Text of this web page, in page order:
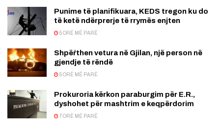
Punime të planifikuara, KEDS tregon ku do
të ketë ndërprerje të rrymës enjten
5 ORË MË PARË
Shpëŕthen vetura në Gjilan, një person në
gjendje të rëndë
5 ORË MË PARË
Prokuroria kërkon paraburgim për E.R.,
dyshohet për mashtrim e keqpërdorim
7 ORË MË PARË